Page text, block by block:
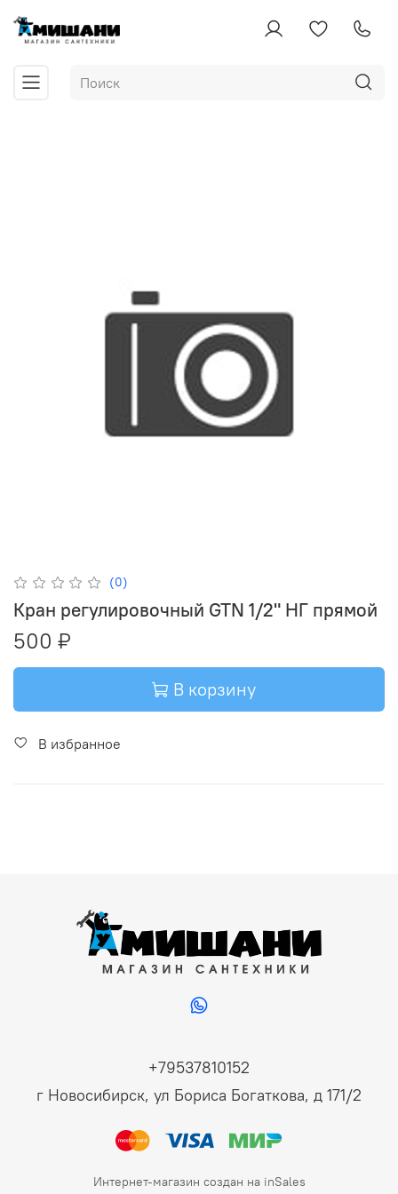
(0)
Кран регулировочный GTN 1/2" НГ прямой
500 ₽
В корзину
В избранное
+79537810152
г Новосибирск, ул Бориса Богаткова, д 171/2
Интернет-магазин создан на inSales